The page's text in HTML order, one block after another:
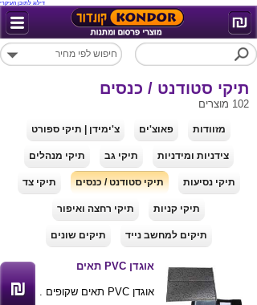
דילוג לתוכן העיקרי
תיקי סטודנט / כנסים
102 מוצרים
מזוודות פאוצ'ים צ'ימידן | תיקי ספורט
צידניות ומידניות תיקי גב תיקי מנהלים
תיקי נסיעות תיקי סטודנט / כנסים תיקי צד
תיקי קניות תיקי רחצה ואיפור
תיקים למחשב נייד תיקים שונים
אוגדן PVC תאים
אוגדן PVC תאים שקופים .